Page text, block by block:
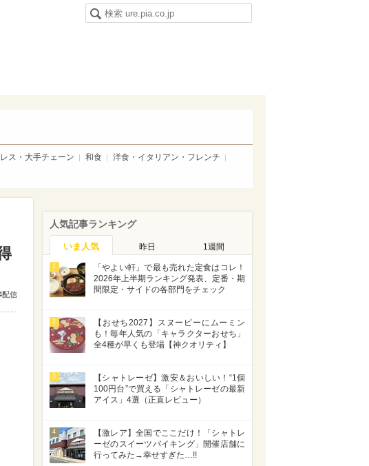
ス・大手チェーン 和食
洋食・イタリアン・フレンチ
配信
人気記事ランキング
いま人気 昨日 1週間
1
「やよい軒」で最も売れた定食はコレ！
2026年上半期ランキング発表、定番・期
間限定・サイドの各部門をチェック
2
【おせち2027】スヌーピーにムーミン
も！毎年人気の「キャラクターおせち」
全4種が早くも登場【神クオリティ】
3
【シャトレーゼ】激安＆おいしい！“1個
100円台”で買える「シャトレーゼの最新
アイス」4選（正直レビュー）
4
【激レア】全国でここだけ！「シャトレ
ーゼのスイーツバイキング」開催店舗に
行ってみた→幸せすぎた…!!